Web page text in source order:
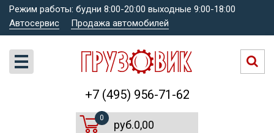
Режим работы: будни 8:00-20:00 выходные 9:00-18:00
Автосервис
Продажа автомобилей
+7 (495) 956-71-62
0
руб.0,00